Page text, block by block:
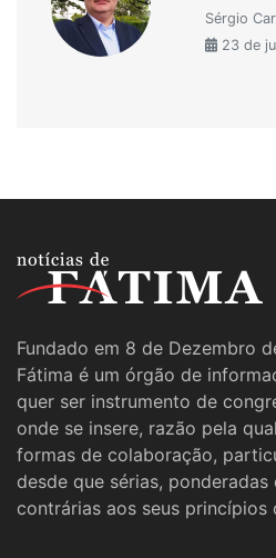
Sérgio
23 de
Fundado em 8 de Dezembro
Fátima é um órgão de
quer ser instrumento de
onde se insere, razão pela
formas de colaboração,
desde que sérias,
contrárias aos seus princípios